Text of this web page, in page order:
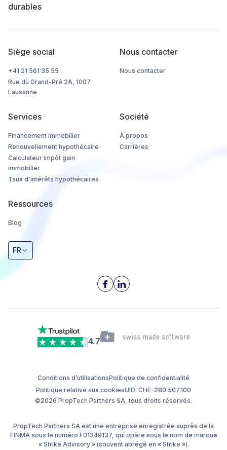
durables
Siège social
+41 21 561 35 55
Rue du Grand-Pré 2A, 1007
Lausanne
Nous contacter
Nous contacter
Services
Financement immobilier
Renouvellement hypothécaire
Calculateur impôt gain
immobilier
Taux d'intérêts hypothécaires
Société
À propos
Carrières
Ressources
Blog
FR
4.7
©2026 PropTech Partners SA, tous droits réservés.
Conditions d’utilisationsPolitique de confidentialité
Politique relative aux cookiesUID: CHE-280.507.100
PropTech Partners SA est une entreprise enregistrée auprès de la
FINMA sous le numéro F01349137, qui opère sous le nom de marque
« Strike Advisory » (souvent abrégé en « Strike »).